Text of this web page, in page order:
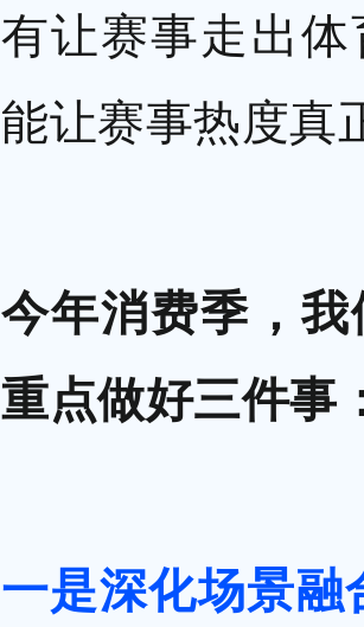
有让赛事走出
能让赛事热度真
今年消费季，
重点做好三件事
一是深化场景融